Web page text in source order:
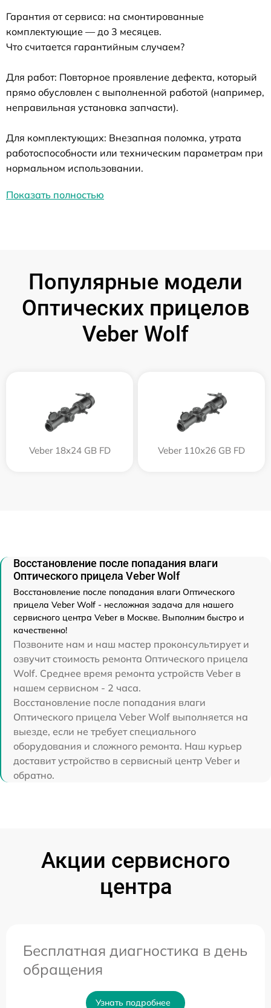
Гарантия от сервиса: на смонтированные
комплектующие — до 3 месяцев.
Что считается гарантийным случаем?
Для работ: Повторное проявление дефекта, который
прямо обусловлен с выполненной работой (например,
неправильная установка запчасти).
Для комплектующих: Внезапная поломка, утрата
работоспособности или техническим параметрам при
нормальном использовании.
Показать полностью
Популярные модели
Оптических прицелов
Veber Wolf
Veber 18x24 GB FD Veber 110х26 GB FD
Восстановление после попадания влаги
Оптического прицела Veber Wolf
Восстановление после попадания влаги Оптического
прицела Veber Wolf - несложная задача для нашего
сервисного центра Veber в Москве. Выполним быстро и
качественно!
Позвоните нам и наш мастер проконсультирует и
озвучит стоимость ремонта Оптического прицела
Wolf. Среднее время ремонта устройств Veber в
нашем сервисном - 2 часа.
Восстановление после попадания влаги
Оптического прицела Veber Wolf выполняется на
выезде, если не требует специального
оборудования и сложного ремонта. Наш курьер
доставит устройство в сервисный центр Veber и
обратно.
Акции сервисного
центра
Бесплатная диагностика в день
обращения
Узнать подробнее